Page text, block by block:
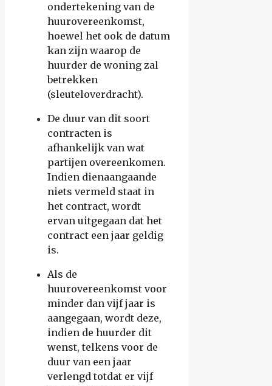
ondertekening van de
huurovereenkomst,
hoewel het ook de datum
kan zijn waarop de
huurder de woning zal
betrekken
(sleuteloverdracht).
De duur van dit soort
contracten is
afhankelijk van wat
partijen overeenkomen.
Indien dienaangaande
niets vermeld staat in
het contract, wordt
ervan uitgegaan dat het
contract een jaar geldig
is.
Als de
huurovereenkomst voor
minder dan vijf jaar is
aangegaan, wordt deze,
indien de huurder dit
wenst, telkens voor de
duur van een jaar
verlengd totdat er vijf